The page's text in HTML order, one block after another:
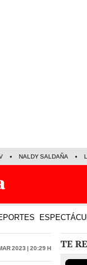
NALDY SALDAÑA
2023 | 20:29 h TE